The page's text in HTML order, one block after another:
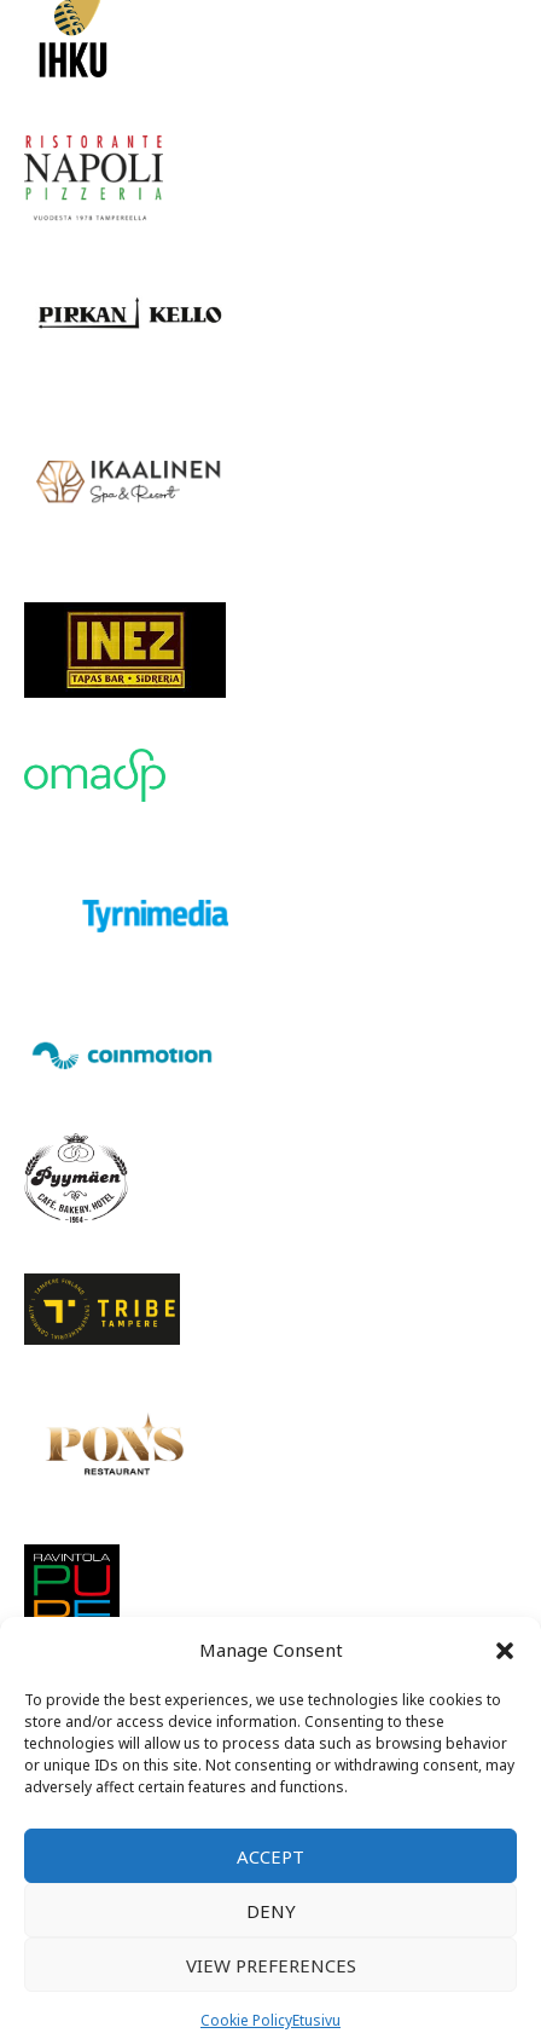
Manage Consent
To provide the best experiences, we use technologies like cookies to
store and/or access device information. Consenting to these
technologies will allow us to process data such as browsing behavior
or unique IDs on this site. Not consenting or withdrawing consent, may
adversely affect certain features and functions.
ACCEPT
DENY
VIEW PREFERENCES
Cookie PolicyEtusivu
Suomen nuorkauppakamarit ry
Kansallinen jäsenintra